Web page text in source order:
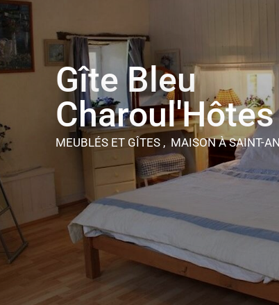
Gîte Bleu
Charoul'Hôtes
MEUBLÉS ET GÎTES , MAISONÀ SAINT-